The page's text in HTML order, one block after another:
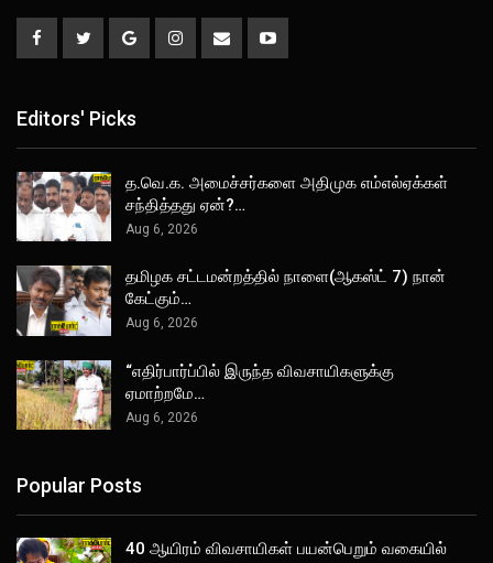
Editors' Picks
த.வெ.க. அமைச்சர்களை அதிமுக எம்எல்ஏக்கள்
சந்தித்தது ஏன்?…
Aug 6, 2026
தமிழக சட்டமன்றத்தில் நாளை(ஆகஸ்ட் 7) நான்
கேட்கும்…
Aug 6, 2026
“எதிர்பார்ப்பில் இருந்த விவசாயிகளுக்கு
ஏமாற்றமே…
Aug 6, 2026
Popular Posts
40 ஆயிரம் விவசாயிகள் பயன்பெறும் வகையில்